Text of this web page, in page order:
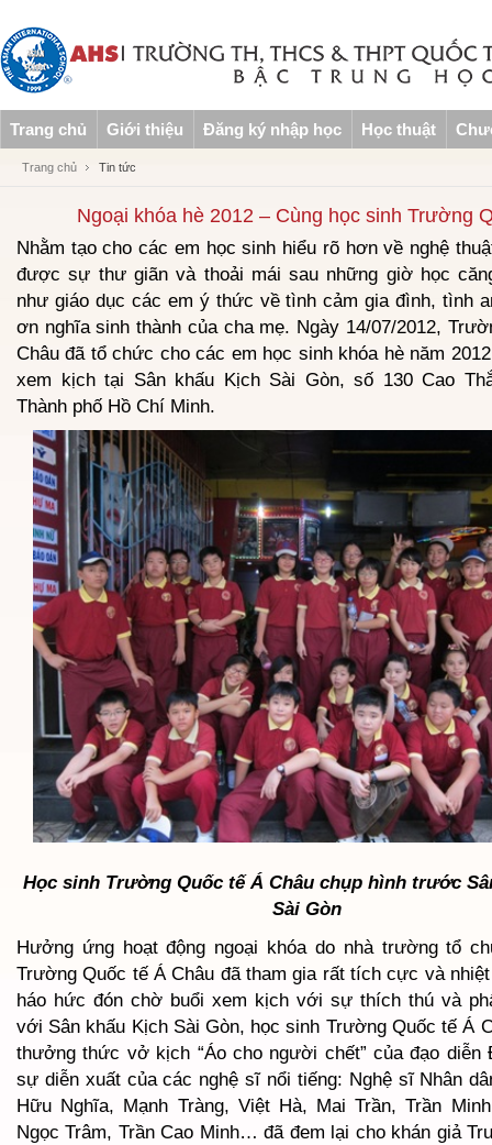
Trang chủ Giới thiệu Đăng ký nhập học Học thuật
Trang chủ Tin tức
Ngoại khóa hè 2012 – Cùng học sinh Trường
Nhằm tạo cho các em học sinh hiểu rõ hơn về nghệ
được sự thư giãn và thoải mái sau những giờ học
như giáo dục các em ý thức về tình cảm gia đình, tình
ơn nghĩa sinh thành của cha mẹ. Ngày 14/07/2012,
Châu đã tổ chức cho các em học sinh khóa hè năm
xem kịch tại Sân khấu Kịch Sài Gòn, số 130 Cao
Thành phố Hồ Chí Minh.
Học sinh Trường Quốc tế Á Châu chụp hình trước
Sài Gòn
Hưởng ứng hoạt động ngoại khóa do nhà trường tổ
Trường Quốc tế Á Châu đã tham gia rất tích cực và
háo hức đón chờ buổi xem kịch với sự thích thú và
với Sân khấu Kịch Sài Gòn, học sinh Trường Quốc tế Á
thưởng thức vở kịch “Áo cho người chết” của đạo diễn
sự diễn xuất của các nghệ sĩ nổi tiếng: Nghệ sĩ Nhân
Hữu Nghĩa, Mạnh Tràng, Việt Hà, Mai Trần, Trần
Ngọc Trâm, Trần Cao Minh… đã đem lại cho khán giả